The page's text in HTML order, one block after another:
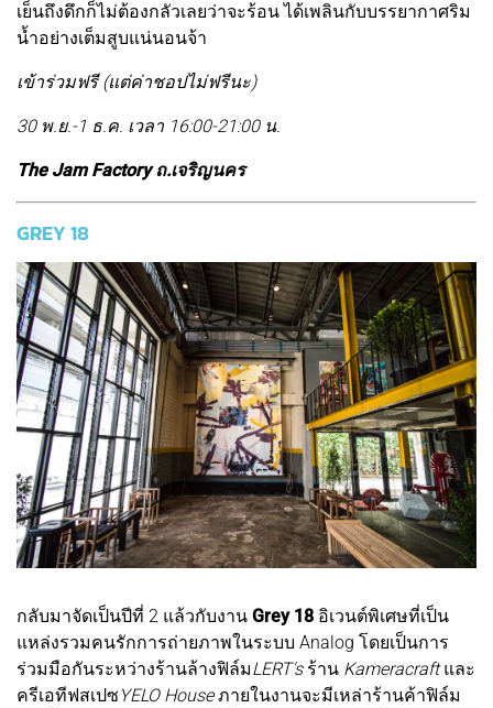
เย็นถึงดึกก็ไม่ต้องกลัวเลยว่าจะร้อน ได้เพลินกับบรรยากาศริม
น้ำอย่างเต็มสูบแน่นอนจ้า
เข้าร่วมฟรี (แต่ค่าชอปไม่ฟรีนะ)
30 พ.ย.-1 ธ.ค. เวลา 16:00-21:00 น.
The Jam Factory ถ.เจริญนคร
GREY 18
กลับมาจัดเป็นปีที่ 2 แล้วกับงาน Grey 18 อิเวนต์พิเศษที่เป็น
แหล่งรวมคนรักการถ่ายภาพในระบบ Analog โดยเป็นการ
ร่วมมือกันระหว่างร้านล้างฟิล์มLERT'sร้าน Kameracraftและ
ครีเอทีฟสเปซ YELO Houseภายในงานจะมีเหล่าร้านค้าฟิล์ม